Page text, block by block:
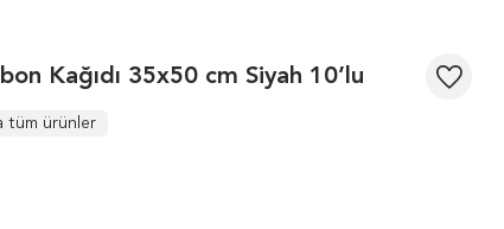
Kağıdı 35x50 cm Siyah 10’lu
tüm ürünler